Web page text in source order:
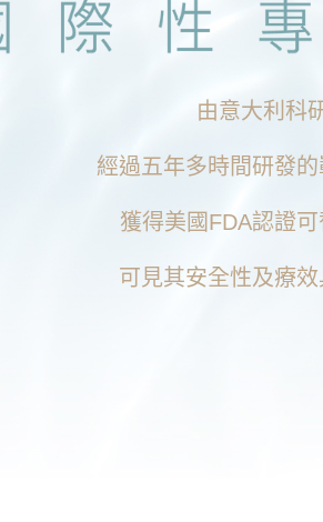
由意大利科
經過五年多時間研發的
獲得美國FDA認證
可見其安全性及療